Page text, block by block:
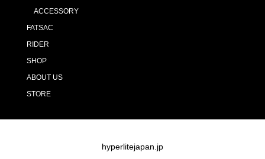
ACCESSORY
FATSAC
RIDER
SHOP
ABOUT US
STORE
hyperlitejapan.jp